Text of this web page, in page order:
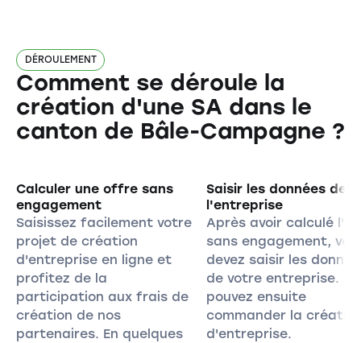
DÉROULEMENT
Comment se déroule la
création d'une SA dans le
canton de Bâle-Campagne ?
Calculer une offre sans
engagement
Saisissez facilement votre
projet de création
d'entreprise en ligne et
profitez de la
participation aux frais de
création de nos
partenaires. En quelques
Saisir les données de
l'entreprise
Après avoir calculé
sans engagement,
devez saisir les
de votre entreprise.
pouvez ensuite
commander la
d'entreprise.